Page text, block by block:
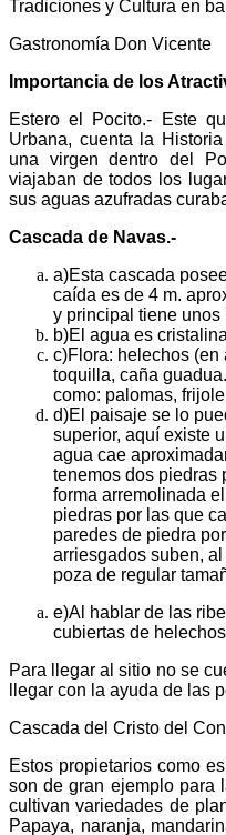
Tradiciones y Cultura en
Gastronomía Don Vicente
Importancia de los
Estero el Pocito.- Este
Urbana, cuenta la
una virgen dentro del
viajaban de todos los
sus aguas azufradas
Cascada de Navas.-
a)Esta cascada
caída es de 4 m.
y principal tiene unos
b)El agua es
c)Flora: helechos
toquilla, caña
como: palomas,
d)El paisaje se lo
superior, aquí existe
agua cae
tenemos dos piedras
forma arremolinada
piedras por las que
paredes de piedra
arriesgados suben,
poza de regular
e)Al hablar de las
cubiertas de
Para llegar al sitio no se
llegar con la ayuda de las
Cascada del Cristo del
Estos propietarios como
son de gran ejemplo para
cultivan variedades de
Papaya, naranja,